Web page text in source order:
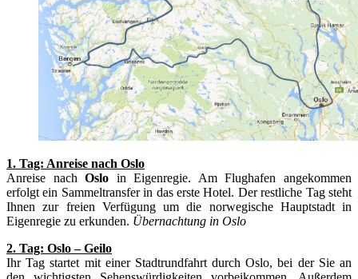
1. Tag: Anreise nach Oslo
Anreise nachOslo in Eigenregie. Am Flughafen angekommen
erfolgt ein Sammeltransfer in das erste Hotel. Der restliche Tag steht
Ihnen zur freien Verfügung um die norwegische Hauptstadt in
Eigenregie zu erkunden. Übernachtung in Oslo
2. Tag: Oslo – Geilo
Ihr Tag startet mit einer Stadtrundfahrt durch Oslo, bei der Sie an